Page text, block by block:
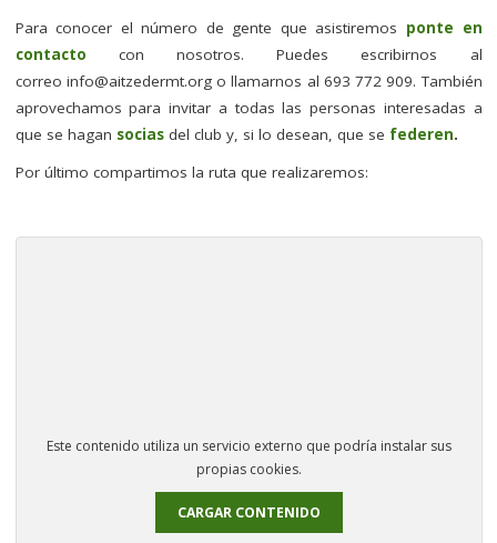
Para conocer el número de gente que asistiremos ponte en
contacto
con nosotros. Puedes escribirnos al
correo info@aitzedermt.orgo llamarnos al 693 772 909. También
aprovechamos para invitar a todas las personas interesadas a
que se hagan socias del club y, si lo desean, que se federen.
Por último compartimos la ruta que realizaremos:
Este contenido utiliza un servicio externo que podría instalar sus
propias cookies.
CARGAR CONTENIDO